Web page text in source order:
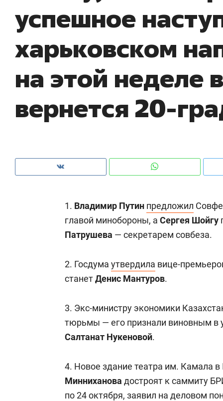
успешное
харьковском
на этой неделе
вернется 20-
1. Владимир Путин предложил
главой минобороны, а Сергея Шойгу
Патрушева — секретарем совбеза.
2. Госдума утвердила вице-
станетДенис Мантуров.
3. Экс-министру экономики
тюрьмы — его признали виновным в
Салтанат Нукеновой.
4. Новое здание театра им. Камала
Минниханова достроят к саммиту
по 24 октября, заявил на деловом
налогах и развитии без кредитов
ID вместо ключа: какой будет
безопасность в ЖК «Нова»
с